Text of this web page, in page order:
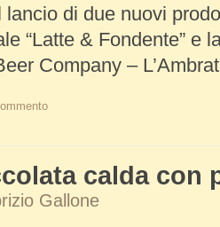
lancio di due nuovi
“Latte & Fondente” e
Company –
Chocolate Private Party
calda con
Gallone